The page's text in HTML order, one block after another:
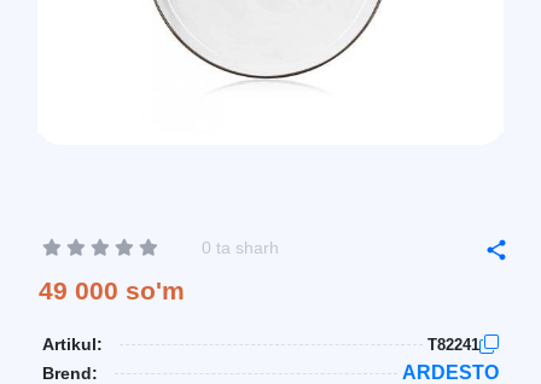
0 ta sharh
49 000 so'm
Artikul: T82241
Brend: ARDESTO